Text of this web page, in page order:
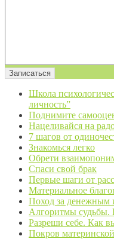
Школа
личность”
Поднимите
Нацеливайся на
7 шагов от
Знакомься легко
Обрети
Спаси свой брак
Первые шаги от
Материальное
Поход за денежным
Алгоритмы судьбы.
Разреши себе. Как
Покров